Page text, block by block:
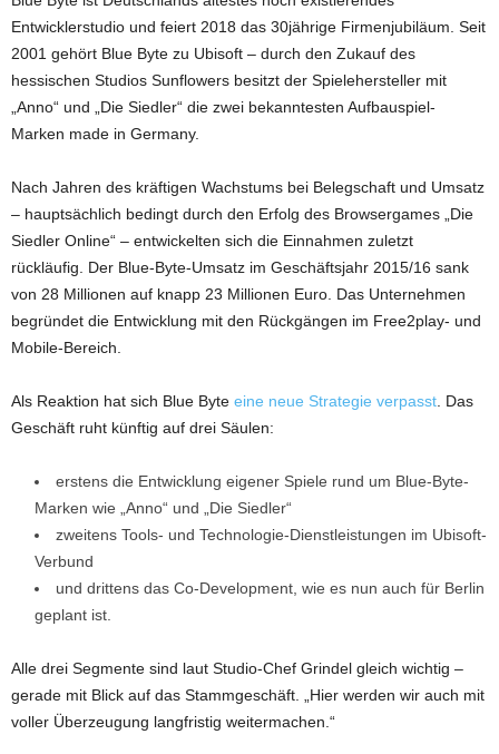
Entwicklerstudio und feiert 2018 das 30jährige Firmenjubiläum. Seit
2001 gehört Blue Byte zu Ubisoft – durch den Zukauf des
hessischen Studios Sunflowers besitzt der Spielehersteller mit
„Anno“ und „Die Siedler“ die zwei bekanntesten Aufbauspiel-
Marken made in Germany.
Nach Jahren des kräftigen Wachstums bei Belegschaft und Umsatz
– hauptsächlich bedingt durch den Erfolg des Browsergames „Die
Siedler Online“ – entwickelten sich die Einnahmen zuletzt
rückläufig. Der Blue-Byte-Umsatz im Geschäftsjahr 2015/16 sank
von 28 Millionen auf knapp 23 Millionen Euro. Das Unternehmen
begründet die Entwicklung mit den Rückgängen im Free2play- und
Mobile-Bereich.
Als Reaktion hat sich Blue Byte eine neue Strategie verpasst. Das
Geschäft ruht künftig auf drei Säulen:
erstens die Entwicklung eigener Spiele rund um Blue-Byte-
Marken wie „Anno“ und „Die Siedler“
zweitens Tools- und Technologie-Dienstleistungen im Ubisoft-
Verbund
und drittens das Co-Development, wie es nun auch für Berlin
geplant ist.
Alle drei Segmente sind laut Studio-Chef Grindel gleich wichtig –
gerade mit Blick auf das Stammgeschäft. „Hier werden wir auch mit
voller Überzeugung langfristig weitermachen.“